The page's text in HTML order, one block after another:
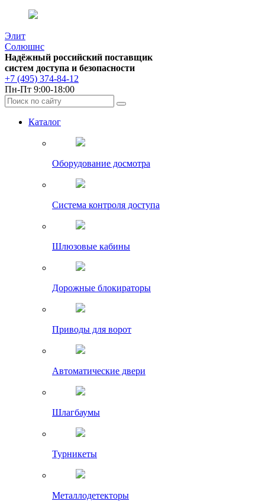
Элит
Солюшнс
Надёжный российский поставщик
систем доступа и безопасности
+7 (495) 374-84-12
Пн-Пт 9:00-18:00
Каталог
Оборудование досмотра
Система контроля доступа
Шлюзовые кабины
Дорожные блокираторы
Приводы для ворот
Автоматические двери
Шлагбаумы
Турникеты
Металлодетекторы